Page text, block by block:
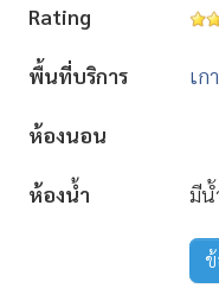
Rating
พื้นที่บริการ เก
ห้องนอน
ห้องน้ำ มีน้